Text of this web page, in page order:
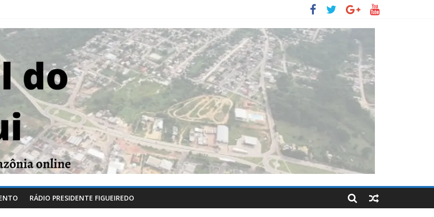
RÁDIO PRESIDENTE FIGUEIREDO